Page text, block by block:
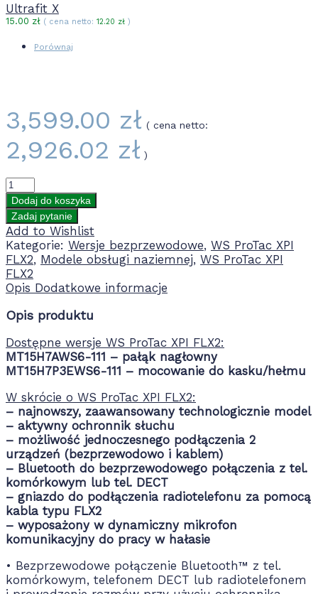
Ultrafit X
15.00 zł ( cena netto: 12.20 zł )
Porównaj
3,599.00 zł ( cena netto:
2,926.02 zł )
Dodaj do koszyka
Add to Wishlist
Kategorie: Wersje bezprzewodowe, WS ProTac XPI
FLX2, Modele obsługi naziemnej, WS ProTac XPI
FLX2
Opis Dodatkowe informacje
Opis produktu
Dostępne wersje WS ProTac XPI FLX2:
MT15H7AWS6-111 – pałąk nagłowny
MT15H7P3EWS6-111 – mocowanie do kasku/hełmu
W skrócie o WS ProTac XPI FLX2:
– najnowszy, zaawansowany technologicznie model
– aktywny ochronnik słuchu
– możliwość jednoczesnego podłączenia 2
urządzeń (bezprzewodowo i kablem)
– Bluetooth do bezprzewodowego połączenia z tel.
komórkowym lub tel. DECT
– gniazdo do podłączenia radiotelefonu za pomocą
kabla typu FLX2
– wyposażony w dynamiczny mikrofon
komunikacyjny do pracy w hałasie
• Bezprzewodowe połączenie Bluetooth™ z tel.
komórkowym, telefonem DECT lub radiotelefonem